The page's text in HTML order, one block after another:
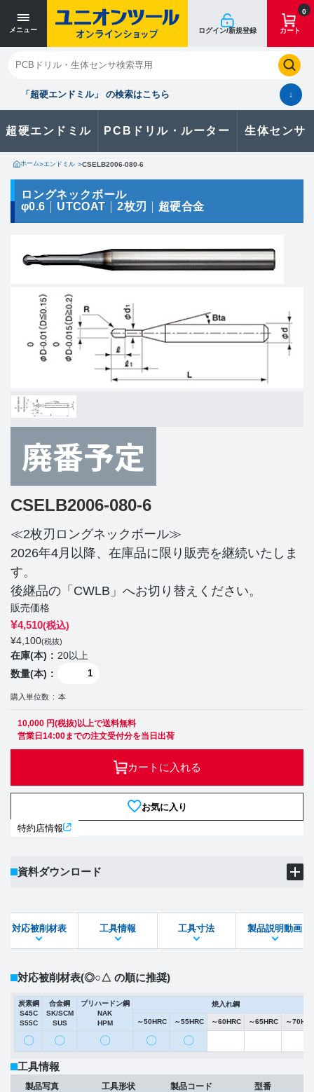
メニュー ログイン/新規登録
0
カート
「超硬エンドミル」 の検索はこちら ↓
超硬エンドミル PCBドリル・ルーター 生体センサ
閉じる
お気に入り クイックオーダー 購入履歴
製品に関するお問い合わせはこちら
カタログ一覧
ホーム>エンドミル >CSELB2006-080-6
ロングネックボール
φ0.6
UTCOAT 2枚刃 超硬合金
CSELB2006-080-6
≪2枚刃ロングネックボール≫
2026年4月以降、在庫品に限り販売を継続いたしま
す。
後継品の「CWLB」へお切り替えください。
販売価格
¥4,510(税込)
¥4,100(税抜)
在庫(本)
20以上
数量(本)
購入単位数 本
10,000 円(税抜)以上で送料無料
営業日14:00までの注文受付分を当日出荷
カートに入れる
お気に入り
特約店情報
資料ダウンロード
STEPファイル DXFファイル
対応被削材表 工具情報 工具寸法 製品説明動画
対応被削材表(◎○△ の順に推奨)
炭素鋼
S45C
S55C
合金鋼
SK/SCM
SUS
プリハードン鋼
NAK
HPM
焼入れ鋼
～50HRC ～55HRC ～60HRC ～65HRC ～
〇 〇 〇 〇 〇
工具情報
寸法単位 [mm]
製品写真 工具形状 製品コード 型番
寸法単位 [mm]